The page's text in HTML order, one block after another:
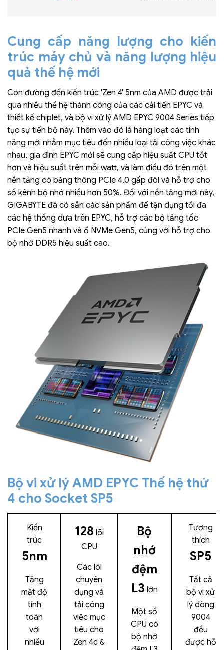
Cung cấp năng lượng cho kiến
trúc máy chủ và năng lượng hiệu
quả thế hệ mới
Con đường đến kiến trúc 'Zen 4' 5nm của AMD được trải
qua nhiều thế hệ thành công của các cải tiến EPYC và
thiết kế chiplet, và bộ vi xử lý AMD EPYC 9004 Series tiếp
tục sự tiến bộ này. Thêm vào đó là hàng loạt các tính
năng mới nhằm mục tiêu đến nhiều loại tải công việc khác
nhau, gia đình EPYC mới sẽ cung cấp hiệu suất CPU tốt
hơn và hiệu suất trên mỗi watt, và làm điều đó trên một
nền tảng có băng thông PCIe 4.0 gấp đôi và hỗ trợ cho
số kênh bộ nhớ nhiều hơn 50%. Đối với nền tảng mới này,
GIGABYTE đã có sẵn các sản phẩm để tận dụng tối đa
các hệ thống dựa trên EPYC, hỗ trợ các bộ tăng tốc
PCIe Gen5 nhanh và ổ NVMe Gen5, cùng với hỗ trợ cho
bộ nhớ DDR5 hiệu suất cao.
Bộ vi xử lý AMD EPYC Thế hệ thứ
4 cho Socket SP5
Kiến
trúc
5nm
Tăng
mật độ
tính
toán
với
nhiều
128 lõi
CPU
Các lõi
chuyên
dụng và
tải công
việc mục
tiêu cho
Zen 4c &
Bộ
nhớ
đệm
L3 lớn
Một số
CPU có
bộ nhớ
Tương
thích
SP5
Tất cả
bộ vi xử
lý dòng
9004
đều
được hỗ